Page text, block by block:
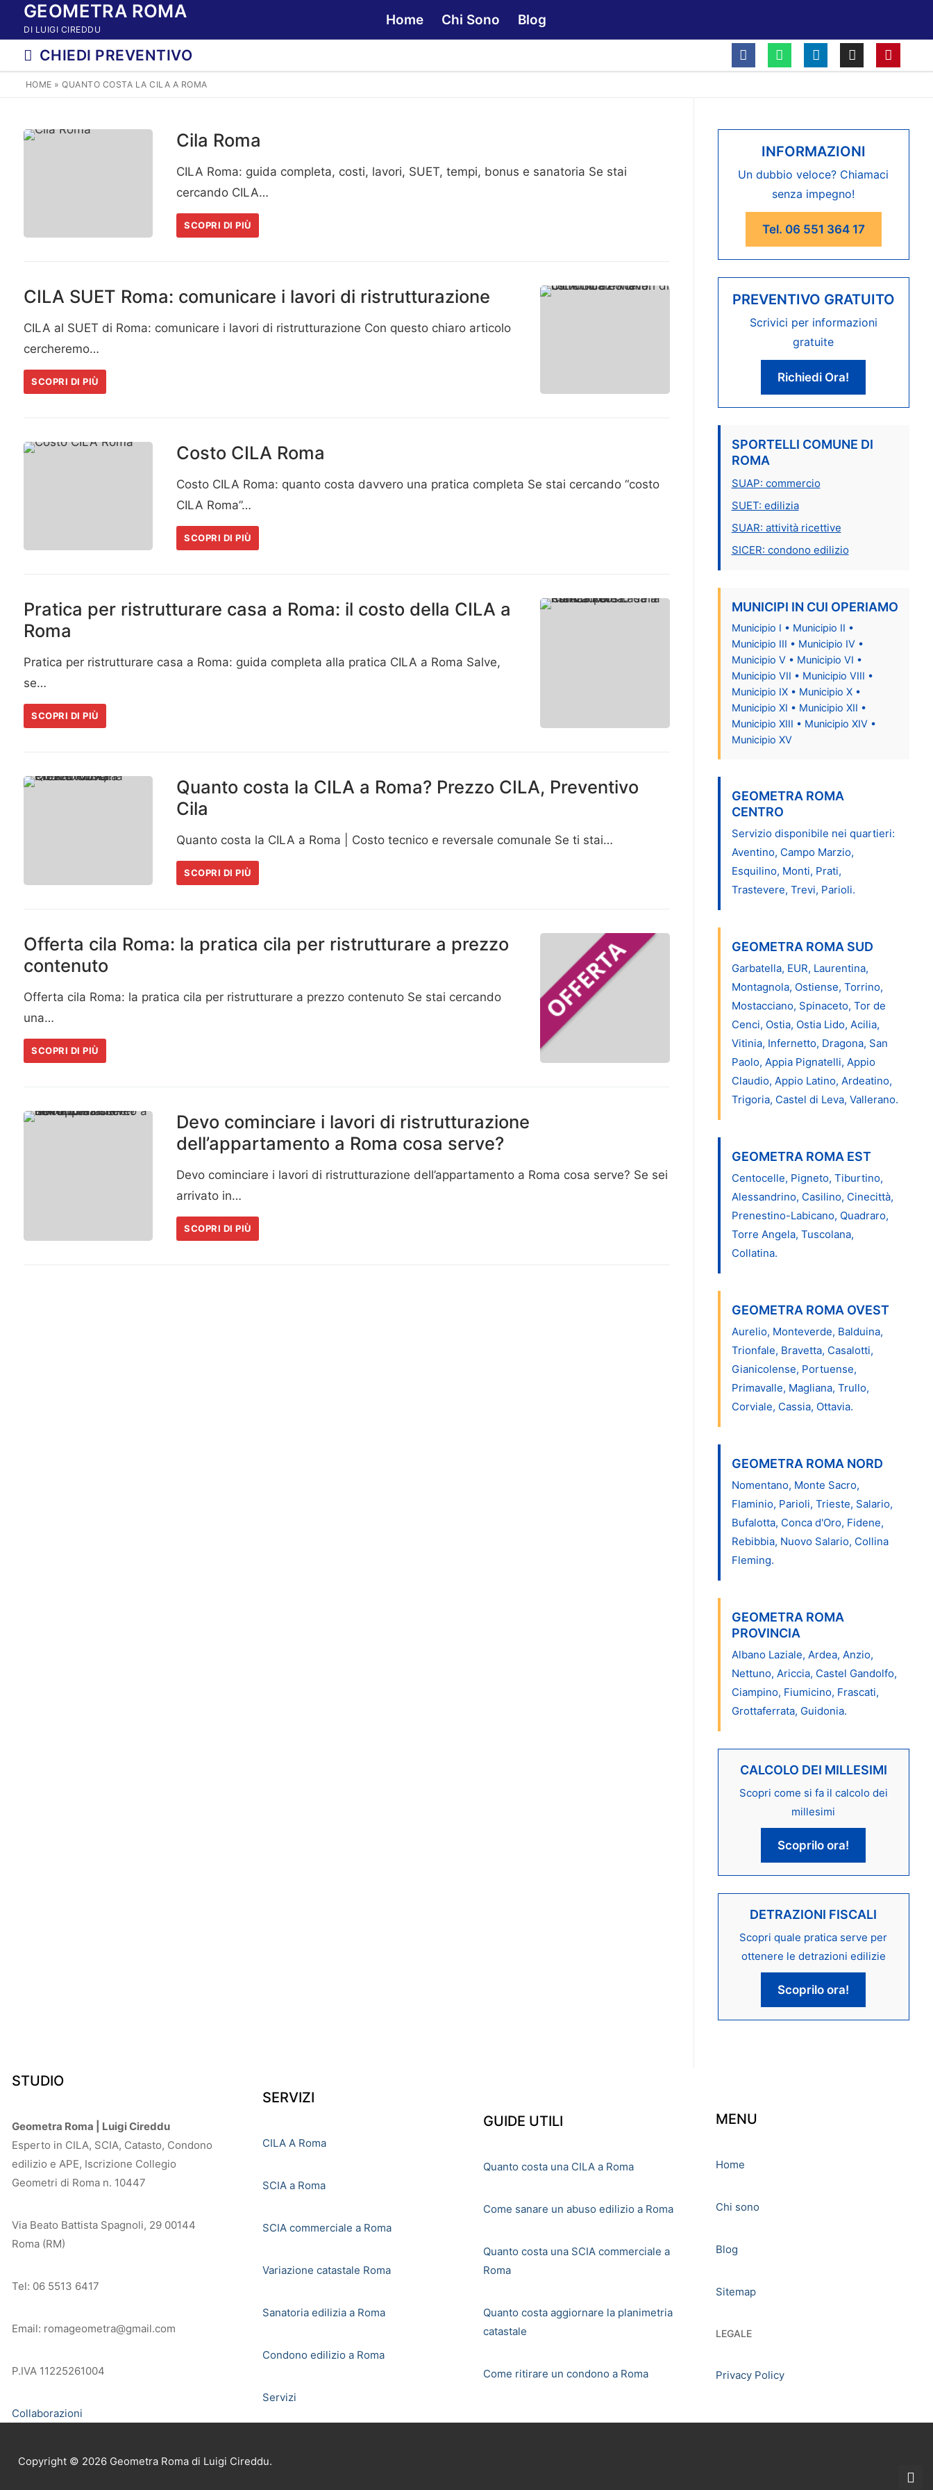
contenuto
GEOMETRA ROMA
DI LUIGI CIREDDU
Home Chi Sono Blog
CHIEDI PREVENTIVO
HOME »QUANTO COSTA LA CILA A ROMA
Cila Roma
CILA Roma: guida completa, costi, lavori, SUET, tempi, bonus e sanatoria Se stai
cercando CILA…
SCOPRI DI PIÙ
CILA SUET Roma: comunicare i lavori di ristrutturazione
CILA al SUET di Roma: comunicare i lavori di ristrutturazione Con questo chiaro articolo
cercheremo…
SCOPRI DI PIÙ
Costo CILA Roma
Costo CILA Roma: quanto costa davvero una pratica completa Se stai cercando “costo
CILA Roma”…
SCOPRI DI PIÙ
Pratica per ristrutturare casa a Roma: il costo della CILA a
Roma
Pratica per ristrutturare casa a Roma: guida completa alla pratica CILA a Roma Salve,
se…
SCOPRI DI PIÙ
Quanto costa la CILA a Roma? Prezzo CILA, Preventivo
Cila
Quanto costa la CILA a Roma | Costo tecnico e reversale comunale Se ti stai…
SCOPRI DI PIÙ
Offerta cila Roma: la pratica cila per ristrutturare a prezzo
contenuto
Offerta cila Roma: la pratica cila per ristrutturare a prezzo contenuto Se stai cercando
una…
SCOPRI DI PIÙ
Devo cominciare i lavori di ristrutturazione
dell’appartamento a Roma cosa serve?
Devo cominciare i lavori di ristrutturazione dell’appartamento a Roma cosa serve? Se sei
arrivato in…
SCOPRI DI PIÙ
INFORMAZIONI
Un dubbio veloce? Chiamaci
senza impegno!
Tel. 06 551 364 17
PREVENTIVO GRATUITO
Scrivici per informazioni
gratuite
Richiedi Ora!
SPORTELLI COMUNE DI
ROMA
SUAP: commercio
SUET: edilizia
SUAR: attività ricettive
SICER: condono edilizio
MUNICIPI IN CUI OPERIAMO
Municipio I • Municipio II •
Municipio III • Municipio IV •
Municipio V • Municipio VI •
Municipio VII • Municipio VIII •
Municipio IX • Municipio X •
Municipio XI • Municipio XII •
Municipio XIII • Municipio XIV •
Municipio XV
GEOMETRA ROMA
CENTRO
Servizio disponibile nei quartieri:
Aventino, Campo Marzio,
Esquilino, Monti, Prati,
Trastevere, Trevi, Parioli.
GEOMETRA ROMA SUD
Garbatella, EUR, Laurentina,
Montagnola, Ostiense, Torrino,
Mostacciano, Spinaceto, Tor de
Cenci, Ostia, Ostia Lido, Acilia,
Vitinia, Infernetto, Dragona, San
Paolo, Appia Pignatelli, Appio
Claudio, Appio Latino, Ardeatino,
Trigoria, Castel di Leva, Vallerano.
GEOMETRA ROMA EST
Centocelle, Pigneto, Tiburtino,
Alessandrino, Casilino, Cinecittà,
Prenestino-Labicano, Quadraro,
Torre Angela, Tuscolana,
Collatina.
GEOMETRA ROMA OVEST
Aurelio, Monteverde, Balduina,
Trionfale, Bravetta, Casalotti,
Gianicolense, Portuense,
Primavalle, Magliana, Trullo,
Corviale, Cassia, Ottavia.
GEOMETRA ROMA NORD
Nomentano, Monte Sacro,
Flaminio, Parioli, Trieste, Salario,
Bufalotta, Conca d'Oro, Fidene,
Rebibbia, Nuovo Salario, Collina
Fleming.
GEOMETRA ROMA
PROVINCIA
Albano Laziale, Ardea, Anzio,
Nettuno, Ariccia, Castel Gandolfo,
Ciampino, Fiumicino, Frascati,
Grottaferrata, Guidonia.
CALCOLO DEI MILLESIMI
Scopri come si fa il calcolo dei
millesimi
Scoprilo ora!
DETRAZIONI FISCALI
Scopri quale pratica serve per
ottenere le detrazioni edilizie
Scoprilo ora!
STUDIO
Geometra Roma | Luigi Cireddu
Esperto in CILA, SCIA, Catasto, Condono
edilizio e APE, Iscrizione Collegio
Geometri di Roma n. 10447
Via Beato Battista Spagnoli, 29 00144
Roma (RM)
Tel: 06 5513 6417
Email: romageometra@gmail.com
P.IVA 11225261004
Collaborazioni
SERVIZI
CILA A Roma
SCIA a Roma
SCIA commerciale a Roma
Variazione catastale Roma
Sanatoria edilizia a Roma
Condono edilizio a Roma
Servizi
GUIDE UTILI
Quanto costa una CILA a Roma
Come sanare un abuso edilizio a Roma
Quanto costa una SCIA commerciale a
Roma
Quanto costa aggiornare la planimetria
catastale
Come ritirare un condono a Roma
MENU
Home
Chi sono
Blog
Sitemap
LEGALE
Privacy Policy
Copyright © 2026 Geometra Roma di Luigi Cireddu.